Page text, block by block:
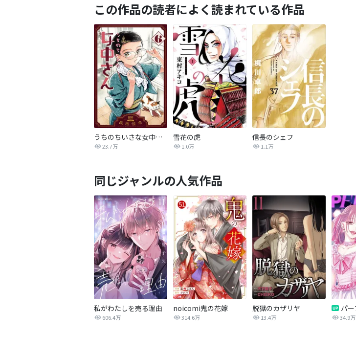
この作品の読者によく読まれている作品
うちのちいさな女中さん
23.7万
雪花の虎
1.0万
信長のシェフ
1.1万
同じジャンルの人気作品
私がわたしを売る理由
606.4万
noicomi鬼の花嫁
314.6万
脱獄のカザリヤ
13.4万 34.9万